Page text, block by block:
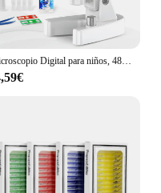
Microscopio Digital para niños, 4800x HD, escuela primaria, ciencia, Biología Experimental